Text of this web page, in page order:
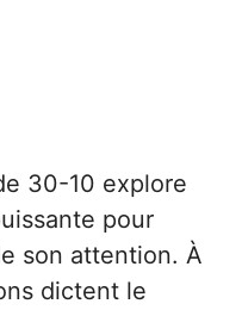
30-10 explore
pour
son attention. À
dictent le